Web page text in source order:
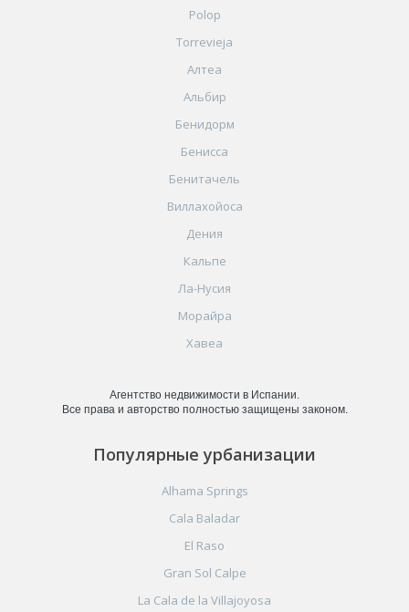
Polop
Torrevieja
Алтеа
Альбир
Бенидорм
Бенисса
Бенитачель
Виллахойоса
Дения
Кальпе
Ла-Нусия
Морайра
Хавеа
Агентство недвижимости в Испании.
Все права и авторство полностью защищены законом.
Популярные урбанизации
Alhama Springs
Cala Baladar
El Raso
Gran Sol Calpe
La Cala de la Villajoyosa